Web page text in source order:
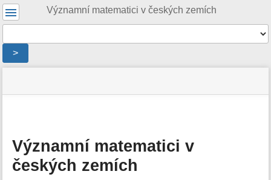
Významní matematici v českých zemích
Nástroje
>
Uživatelské
nástroje
stránky
pro
e
t
a
d
Významní matematici v
českých zemích